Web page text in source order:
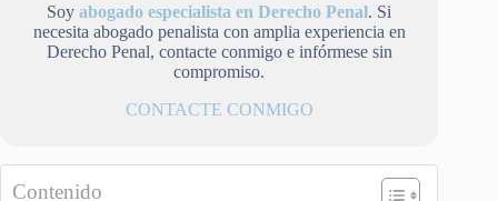
Soyabogado especialista en Derecho Penal. Si
necesita abogado penalista con amplia experiencia en
Derecho Penal, contacte conmigo e infórmese sin
compromiso.
CONTACTE CONMIGO
Contenido